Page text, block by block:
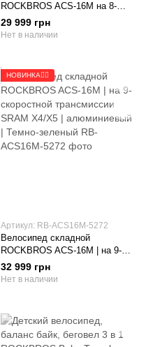
ROCKBROS ACS-16M на 8-
скоростной трансмиссии
Shimano Хромомолибденова
29 999 грн
Нет в наличии
НОВИНКА🚴‍♂️
Артикул: RB-ACS16M-5272
Велосипед складной
ROCKBROS ACS-16M | на 9-
скоростной трансмиссии SRAM
X4/X5 | алюминиевый | Темно-
32 999 грн
Нет в наличии